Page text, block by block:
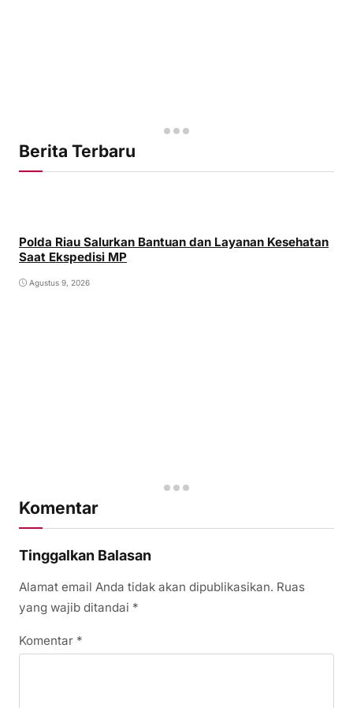
Berita Terbaru
Polda Riau Salurkan Bantuan dan Layanan Kesehatan
Saat Ekspedisi MP
Agustus 9, 2026
Komentar
Tinggalkan Balasan
Alamat email Anda tidak akan dipublikasikan. Ruas
yang wajib ditandai *
Komentar *